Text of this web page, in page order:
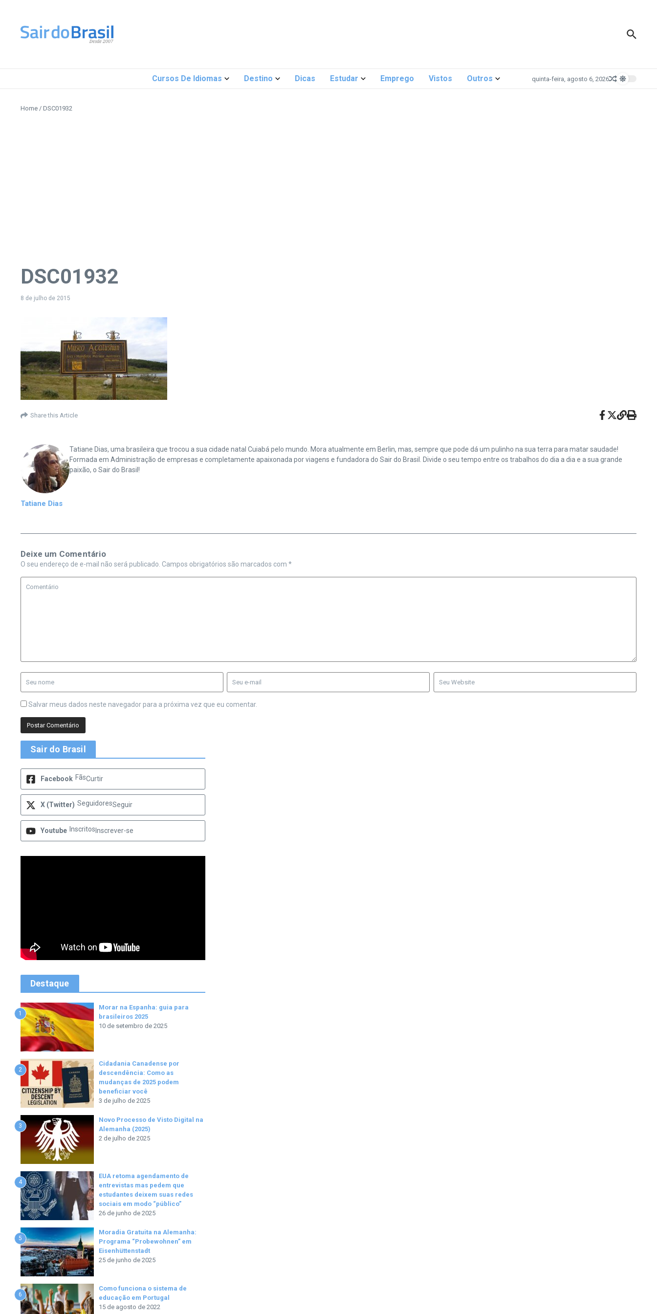
Cursos De Idiomas Destino Dicas Estudar Emprego Vistos Outros quinta-feira, agosto 6, 2026
Home / DSC01932
DSC01932
8 de julho de 2015
Share this Article
Tatiane Dias
Tatiane Dias, uma brasileira que trocou a sua cidade natal Cuiabá pelo mundo. Mora atualmente em Berlin, mas, sempre que pode dá um pulinho na sua terra para matar saudade!
Formada em Administração de empresas e completamente apaixonada por viagens e fundadora do Sair do Brasil. Divide o seu tempo entre os trabalhos do dia a dia e a sua grande
paixão, o Sair do Brasil!
Deixe um Comentário
O seu endereço de e-mail não será publicado. Campos obrigatórios são marcados com *
Salvar meus dados neste navegador para a próxima vez que eu comentar.
Sair do Brasil
Facebook FãsCurtir
X (Twitter) SeguidoresSeguir
Youtube Inscritos Inscrever-se
Destaque
1
Morar na Espanha: guia para
brasileiros 2025
10 de setembro de 2025
2
Cidadania Canadense por
descendência: Como as
mudanças de 2025 podem
beneficiar você
3 de julho de 2025
3
Novo Processo de Visto Digital na
Alemanha (2025)
2 de julho de 2025
4
EUA retoma agendamento de
entrevistas mas pedem que
estudantes deixem suas redes
sociais em modo “público”
26 de junho de 2025
5
Moradia Gratuita na Alemanha:
Programa “Probewohnen” em
Eisenhüttenstadt
25 de junho de 2025
6
Como funciona o sistema de
educação em Portugal
15 de agosto de 2022